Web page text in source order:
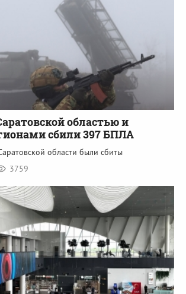
областью и
сбили 397 БПЛА
области были сбиты
3759